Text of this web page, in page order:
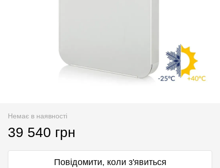
Немає в наявності
39 540 грн
Повідомити, коли з'явиться